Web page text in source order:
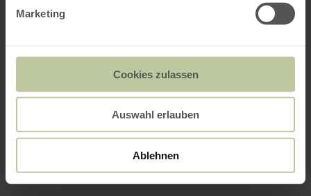
Marketing
Cookies zulassen
Auswahl erlauben
Ablehnen